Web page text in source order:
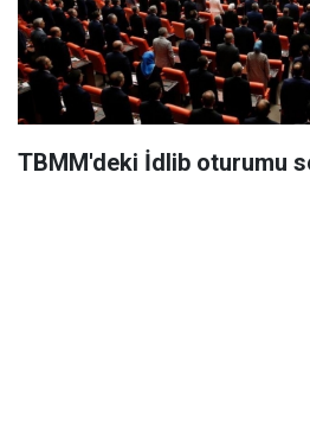
TBMM'deki İdlib oturumu